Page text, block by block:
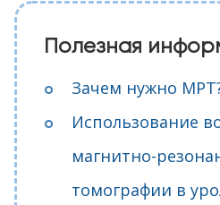
Полезная
Зачем нужно
Использование
магнитно-
томографии в